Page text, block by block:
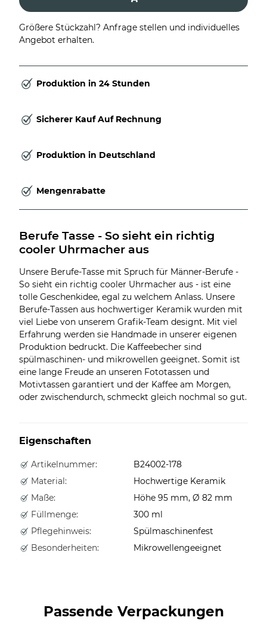
Größere Stückzahl? Anfrage stellen und individuelles
Angebot erhalten.
Produktion in 24 Stunden
Sicherer Kauf Auf Rechnung
Produktion in Deutschland
Mengenrabatte
Berufe Tasse - So sieht ein richtig
cooler Uhrmacher aus
Unsere Berufe-Tasse mit Spruch für Männer-Berufe -
So sieht ein richtig cooler Uhrmacher aus - ist eine
tolle Geschenkidee, egal zu welchem Anlass. Unsere
Berufe-Tassen aus hochwertiger Keramik wurden mit
viel Liebe von unserem Grafik-Team designt. Mit viel
Erfahrung werden sie Handmade in unserer eigenen
Produktion bedruckt. Die Kaffeebecher sind
spülmaschinen- und mikrowellen geeignet. Somit ist
eine lange Freude an unseren Fototassen und
Motivtassen garantiert und der Kaffee am Morgen,
oder zwischendurch, schmeckt gleich nochmal so gut.
Eigenschaften
Artikelnummer:
B24002-178
Material:
Hochwertige Keramik
Maße:
Höhe 95 mm, Ø 82 mm
Füllmenge:
300 ml
Pflegehinweis:
Spülmaschinenfest
Besonderheiten:
Mikrowellengeeignet
Passende Verpackungen